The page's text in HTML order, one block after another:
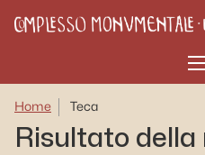
Home Teca
Risultato della